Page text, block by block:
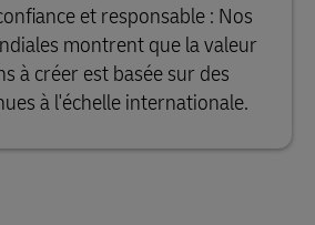
et responsable : Nos
montrent que la valeur
à créer est basée sur des
à l'échelle internationale.